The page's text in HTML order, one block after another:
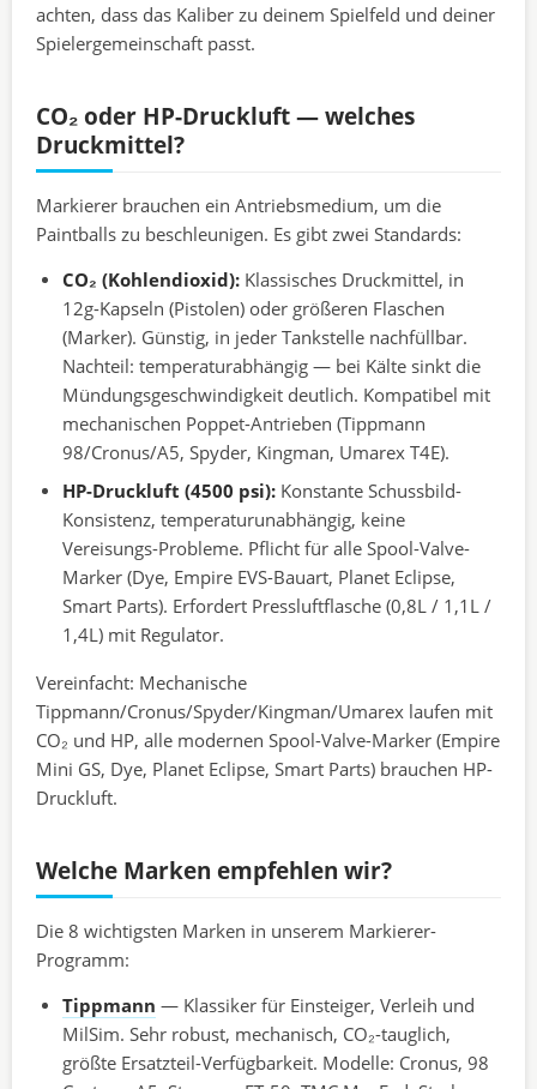
achten, dass das Kaliber zu deinem Spielfeld und deiner
Spielergemeinschaft passt.
CO₂ oder HP-Druckluft — welches
Druckmittel?
Markierer brauchen ein Antriebsmedium, um die
Paintballs zu beschleunigen. Es gibt zwei Standards:
CO₂ (Kohlendioxid): Klassisches Druckmittel, in
12g-Kapseln (Pistolen) oder größeren Flaschen
(Marker). Günstig, in jeder Tankstelle nachfüllbar.
Nachteil: temperaturabhängig — bei Kälte sinkt die
Mündungsgeschwindigkeit deutlich. Kompatibel mit
mechanischen Poppet-Antrieben (Tippmann
98/Cronus/A5, Spyder, Kingman, Umarex T4E).
HP-Druckluft (4500 psi): Konstante Schussbild-
Konsistenz, temperaturunabhängig, keine
Vereisungs-Probleme. Pflicht für alle Spool-Valve-
Marker (Dye, Empire EVS-Bauart, Planet Eclipse,
Smart Parts). Erfordert Pressluftflasche (0,8L / 1,1L /
1,4L) mit Regulator.
Vereinfacht: Mechanische
Tippmann/Cronus/Spyder/Kingman/Umarex laufen mit
CO₂ und HP, alle modernen Spool-Valve-Marker (Empire
Mini GS, Dye, Planet Eclipse, Smart Parts) brauchen HP-
Druckluft.
Welche Marken empfehlen wir?
Die 8 wichtigsten Marken in unserem Markierer-
Programm:
Tippmann — Klassiker für Einsteiger, Verleih und
MilSim. Sehr robust, mechanisch, CO₂-tauglich,
größte Ersatzteil-Verfügbarkeit. Modelle: Cronus, 98